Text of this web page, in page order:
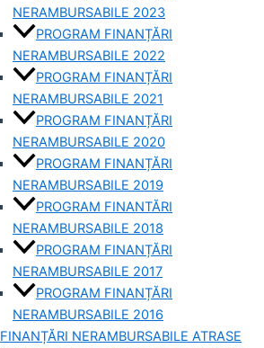
NERAMBURSABILE 2023
PROGRAM FINANȚĂRI
NERAMBURSABILE 2022
PROGRAM FINANȚĂRI
NERAMBURSABILE 2021
PROGRAM FINANȚĂRI
NERAMBURSABILE 2020
PROGRAM FINANȚĂRI
NERAMBURSABILE 2019
PROGRAM FINANTĂRI
NERAMBURSABILE 2018
PROGRAM FINANȚĂRI
NERAMBURSABILE 2017
PROGRAM FINANȚĂRI
NERAMBURSABILE 2016
FINANȚĂRI NERAMBURSABILE ATRASE